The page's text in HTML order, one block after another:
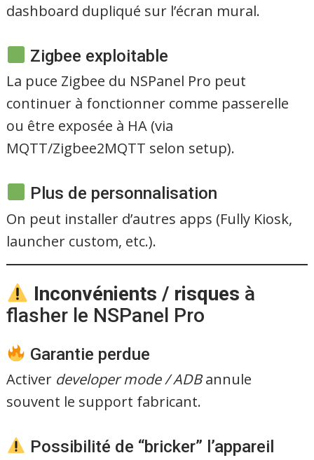
dashboard dupliqué sur l’écran mural.
Zigbee exploitable
La puce Zigbee du NSPanel Pro peut
continuer à fonctionner comme passerelle
ou être exposée à HA (via
MQTT/Zigbee2MQTT selon setup).
Plus de personnalisation
On peut installer d’autres apps (Fully Kiosk,
launcher custom, etc.).
Inconvénients / risques à
flasher le NSPanel Pro
Garantie perdue
Activer developer mode / ADBannule
souvent le support fabricant.
Possibilité de “bricker” l’appareil